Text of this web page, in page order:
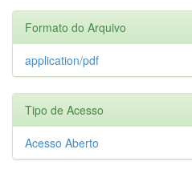
Formato do Arquivo
application/pdf
Tipo de Acesso
Acesso Aberto